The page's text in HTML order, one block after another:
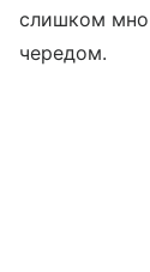
слишком
чередом.